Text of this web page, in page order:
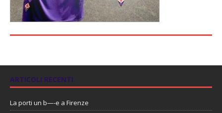
ARTICOLI RECENTI
La porti un b—-e a Firenze